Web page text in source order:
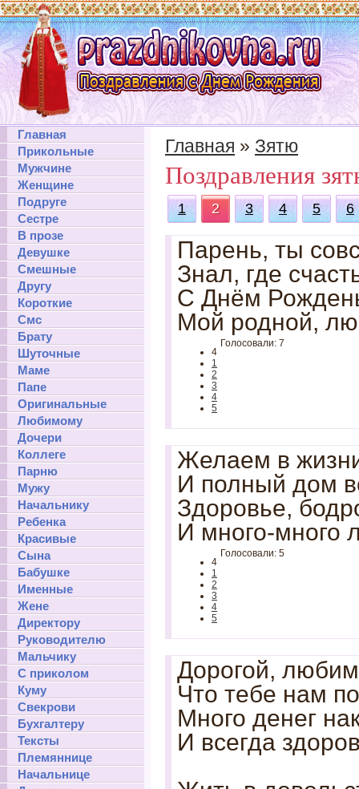
Главная
Прикольные
Мужчине
Женщине
Подруге
Сестре
В прозе
Девушке
Смешные
Другу
Короткие
Смс
Брату
Шуточные
Маме
Папе
Оригинальные
Любимому
Дочери
Коллеге
Парню
Мужу
Начальнику
Ребенка
Красивые
Сына
Бабушке
Именные
Жене
Директору
Руководителю
Мальчику
С приколом
Куму
Свекрови
Бухгалтеру
Тексты
Племяннице
Начальнице
Главная » Зятю
Поздравления
1 2 3 4 5 6
Парень, ты
Знал, где
С Днём
Мой родной,
4
1
2
3
4
5
Голосовали: 7
Желаем в
И полный дом
Здоровье,
И много-много
4
1
2
3
4
5
Голосовали: 5
Дорогой,
Что тебе нам
Много денег
И всегда